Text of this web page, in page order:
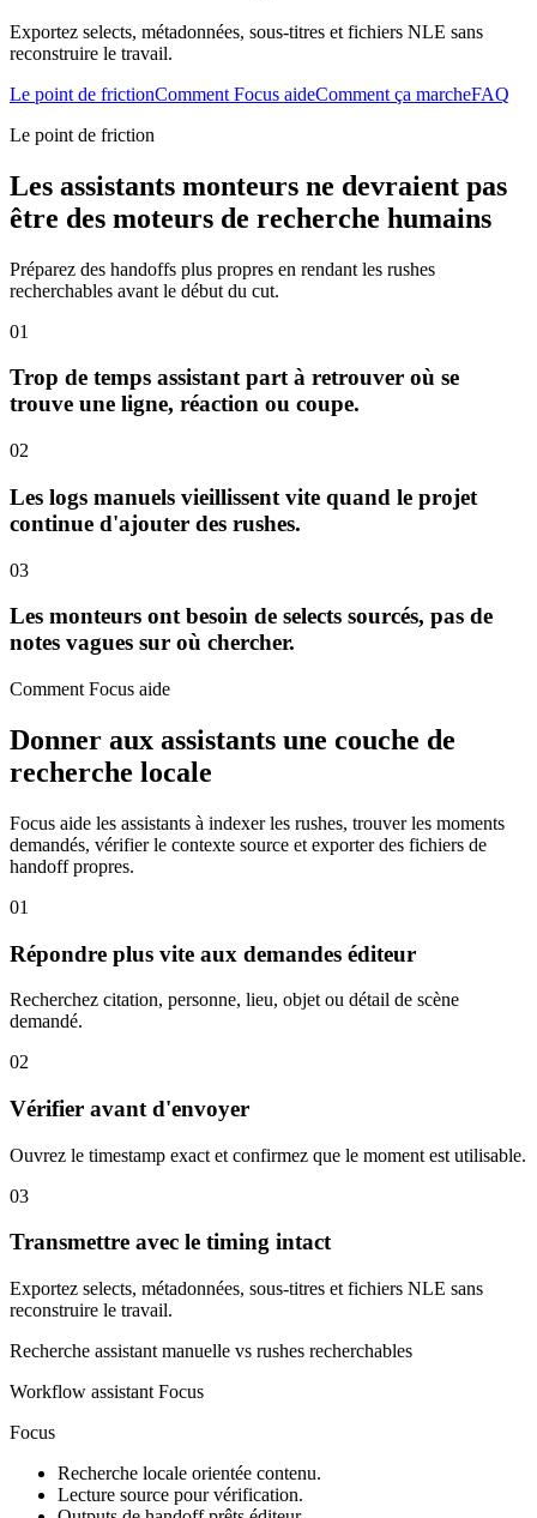
Exportez selects, métadonnées, sous-titres et fichiers NLE sans
reconstruire le travail.
Le point de frictionComment Focus aideComment ça marcheFAQ
Le point de friction
Les assistants monteurs ne devraient pas
être des moteurs de recherche humains
Préparez des handoffs plus propres en rendant les rushes
recherchables avant le début du cut.
01
Trop de temps assistant part à retrouver où se
trouve une ligne, réaction ou coupe.
02
Les logs manuels vieillissent vite quand le projet
continue d'ajouter des rushes.
03
Les monteurs ont besoin de selects sourcés, pas de
notes vagues sur où chercher.
Comment Focus aide
Donner aux assistants une couche de
recherche locale
Focus aide les assistants à indexer les rushes, trouver les moments
demandés, vérifier le contexte source et exporter des fichiers de
handoff propres.
01
Répondre plus vite aux demandes éditeur
Recherchez citation, personne, lieu, objet ou détail de scène
demandé.
02
Vérifier avant d'envoyer
Ouvrez le timestamp exact et confirmez que le moment est utilisable.
03
Transmettre avec le timing intact
Exportez selects, métadonnées, sous-titres et fichiers NLE sans
reconstruire le travail.
Recherche assistant manuelle vs rushes recherchables
Workflow assistant Focus
Focus
Recherche locale orientée contenu.
Lecture source pour vérification.